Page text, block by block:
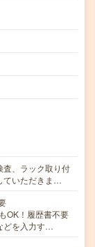
査、ラック取り付
ていただきま…
OK！履歴書不要
どを入力す…